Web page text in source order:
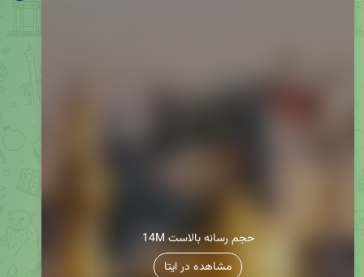
14M حجم رسانه بالاست
مشاهده در ایتا